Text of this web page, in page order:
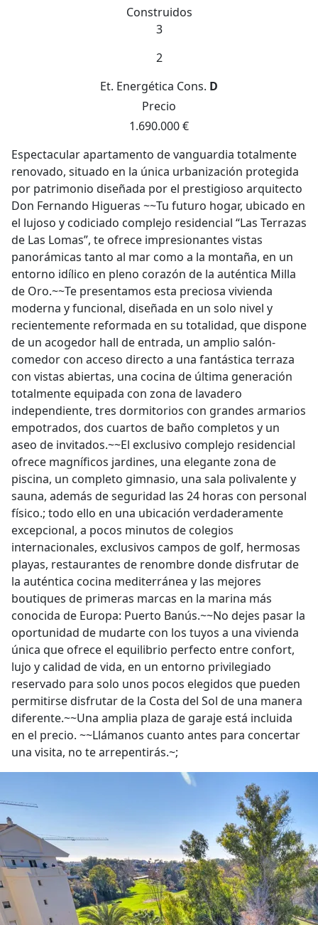
Construidos
3
2
Et. Energética Cons. D
Precio
1.690.000 €
Espectacular apartamento de vanguardia totalmente
renovado, situado en la única urbanización protegida
por patrimonio diseñada por el prestigioso arquitecto
Don Fernando Higueras ~~Tu futuro hogar, ubicado en
el lujoso y codiciado complejo residencial “Las Terrazas
de Las Lomas”, te ofrece impresionantes vistas
panorámicas tanto al mar como a la montaña, en un
entorno idílico en pleno corazón de la auténtica Milla
de Oro.~~Te presentamos esta preciosa vivienda
moderna y funcional, diseñada en un solo nivel y
recientemente reformada en su totalidad, que dispone
de un acogedor hall de entrada, un amplio salón-
comedor con acceso directo a una fantástica terraza
con vistas abiertas, una cocina de última generación
totalmente equipada con zona de lavadero
independiente, tres dormitorios con grandes armarios
empotrados, dos cuartos de baño completos y un
aseo de invitados.~~El exclusivo complejo residencial
ofrece magníficos jardines, una elegante zona de
piscina, un completo gimnasio, una sala polivalente y
sauna, además de seguridad las 24 horas con personal
físico.; todo ello en una ubicación verdaderamente
excepcional, a pocos minutos de colegios
internacionales, exclusivos campos de golf, hermosas
playas, restaurantes de renombre donde disfrutar de
la auténtica cocina mediterránea y las mejores
boutiques de primeras marcas en la marina más
conocida de Europa: Puerto Banús.~~No dejes pasar la
oportunidad de mudarte con los tuyos a una vivienda
única que ofrece el equilibrio perfecto entre confort,
lujo y calidad de vida, en un entorno privilegiado
reservado para solo unos pocos elegidos que pueden
permitirse disfrutar de la Costa del Sol de una manera
diferente.~~Una amplia plaza de garaje está incluida
en el precio. ~~Llámanos cuanto antes para concertar
una visita, no te arrepentirás.~;